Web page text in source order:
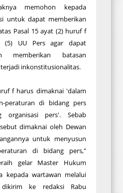
memohon kepada
untuk dapat memberikan
Pasal 15 ayat (2) huruf f
(5) UU Pers agar dapat
memberikan batasan
inkonstitusionalitas.
f harus dimaknai 'dalam
peraturan di bidang pers
organisasi pers'. Sebab
dimaknai oleh Dewan
untuk menyusun
di bidang pers,"
gelar Master Hukum
kepada wartawan melalui
ke redaksi Rabu